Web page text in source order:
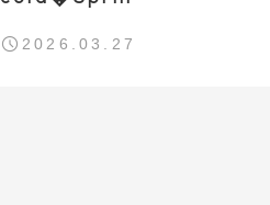
2026.03.27